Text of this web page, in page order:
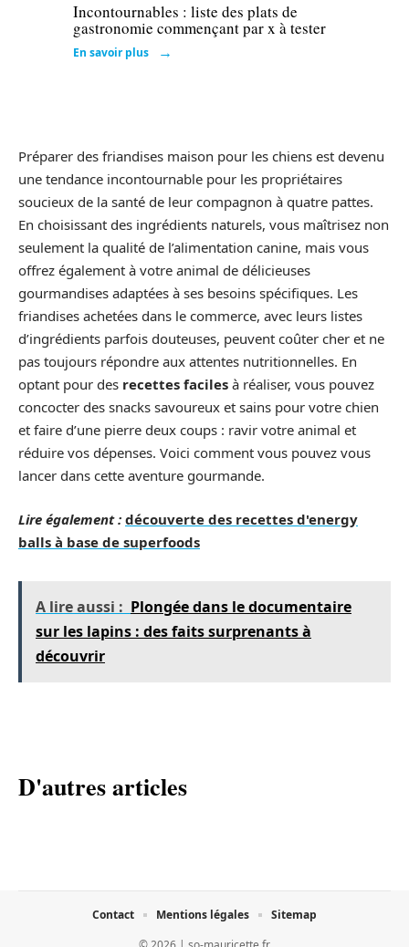
Incontournables : liste des plats de
gastronomie commençant par x à tester
En savoir plus
Préparer des friandises maison pour les chiens est devenu
une tendance incontournable pour les propriétaires
soucieux de la santé de leur compagnon à quatre pattes.
En choisissant des ingrédients naturels, vous maîtrisez non
seulement la qualité de l’alimentation canine, mais vous
offrez également à votre animal de délicieuses
gourmandises adaptées à ses besoins spécifiques. Les
friandises achetées dans le commerce, avec leurs listes
d’ingrédients parfois douteuses, peuvent coûter cher et ne
pas toujours répondre aux attentes nutritionnelles. En
optant pour des recettes faciles à réaliser, vous pouvez
concocter des snacks savoureux et sains pour votre chien
et faire d’une pierre deux coups : ravir votre animal et
réduire vos dépenses. Voici comment vous pouvez vous
lancer dans cette aventure gourmande.
Lire également : découverte des recettes d'energy
balls à base de superfoods
A lire aussi : Plongée dans le documentaire
sur les lapins : des faits surprenants à
découvrir
D'autres articles
Contact Mentions légales Sitemap